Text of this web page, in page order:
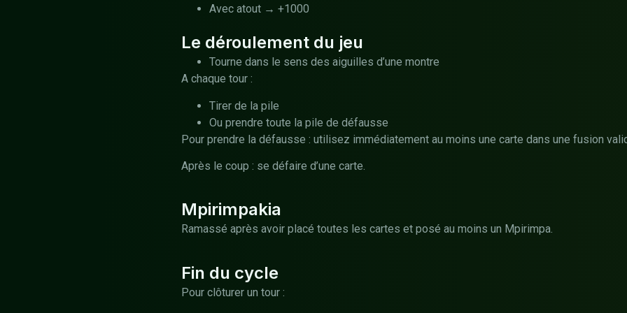
Avec atout → +1000
Le déroulement du jeu
Tourne dans le sens des aiguilles d’une montre
A chaque tour :
Tirer de la pile
Ou prendre toute la pile de défausse
Pour prendre la défausse : utilisez immédiatement au moins une carte dans une fusion
Après le coup : se défaire d’une carte.
Mpirimpakia
Ramassé après avoir placé toutes les cartes et posé au moins un Mpirimpa.
Fin du cycle
Pour clôturer un tour :